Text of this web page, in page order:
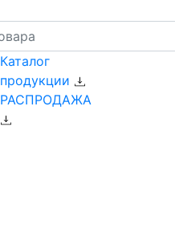
Каталог
продукции
РАСПРОДАЖА